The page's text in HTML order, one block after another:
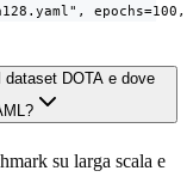
epochs=100,
DOTA e dove
su larga scala e